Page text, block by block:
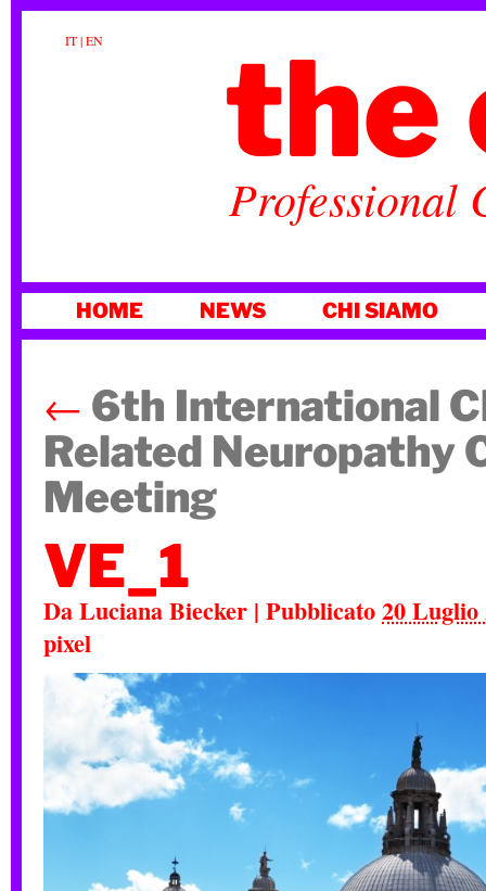
IT|EN the
Professional
AL
HOME NEWS CHI SIAMO
← 6th International
Related Neuropathy
Meeting
VE_1
DaLuciana Biecker | Pubblicato20 Luglio
pixel